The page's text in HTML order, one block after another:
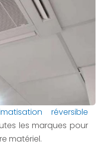
réversible
les marques pour
matériel.